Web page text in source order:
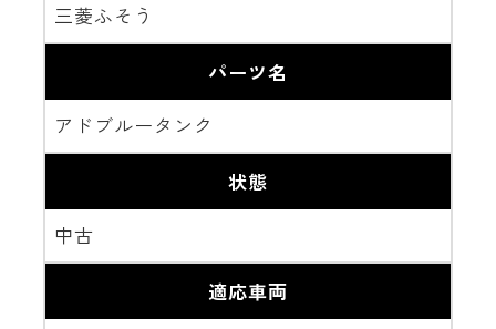
三菱ふそう
パーツ名
アドブルータンク
状態
中古
適応車両